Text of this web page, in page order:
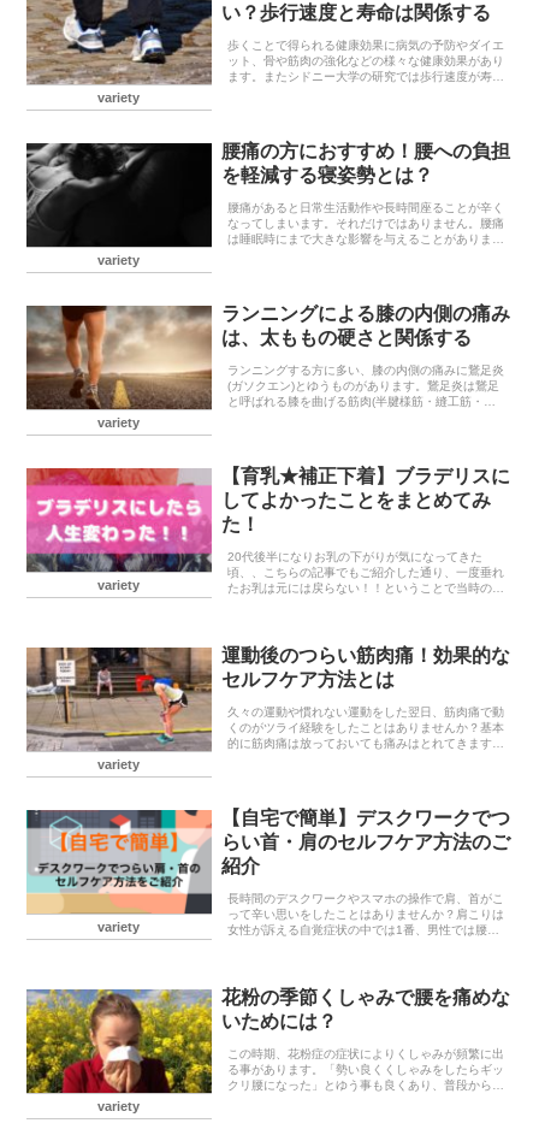
variety
い？歩行速度と寿命は関係する
歩くことで得られる健康効果に病気の予防やダイエ
ット、骨や筋肉の強化などの様々な健康効果があり
ます。またシドニー大学の研究では歩行速度が寿命
variety
腰痛の方におすすめ！腰への負担
を軽減する寝姿勢とは？
腰痛があると日常生活動作や長時間座ることが辛く
なってしまいます。それだけではありません。腰痛
は睡眠時にまで大きな影響を与えることがありま
variety
ランニングによる膝の内側の痛み
は、太ももの硬さと関係する
ランニングする方に多い、膝の内側の痛みに鵞足炎
(ガソクエン)とゆうものがあります。鵞足炎は鵞足
と呼ばれる膝を曲げる筋肉(半腱様筋・縫工筋・薄
variety
【育乳★補正下着】ブラデリスに
してよかったことをまとめてみ
た！
20代後半になりお乳の下がりが気になってきた
頃、、こちらの記事でもご紹介した通り、一度垂れ
たお乳は元には戻らない！！ということで当時の私
variety
運動後のつらい筋肉痛！効果的な
セルフケア方法とは
久々の運動や慣れない運動をした翌日、筋肉痛で動
くのがツライ経験をしたことはありませんか？基本
的に筋肉痛は放っておいても痛みはとれてきます
variety
【自宅で簡単】デスクワークでつ
らい首・肩のセルフケア方法のご
紹介
長時間のデスクワークやスマホの操作で肩、首がこ
って辛い思いをしたことはありませんか？肩こりは
女性が訴える自覚症状の中では1番、男性では腰痛
variety
花粉の季節くしゃみで腰を痛めな
いためには？
この時期、花粉症の症状によりくしゃみが頻繁に出
る事があります。「勢い良くくしゃみをしたらギッ
クリ腰になった」とゆう事も良くあり、普段から腰